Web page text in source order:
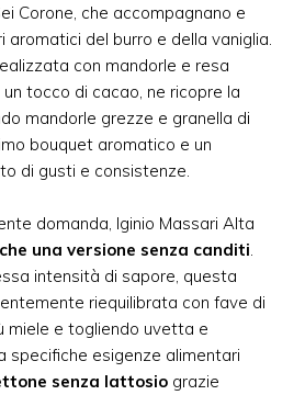
Corone, che accompagnano e
aromatici del burro e della vaniglia.
con mandorle e resa
tocco di cacao, ne ricopre la
mandorle grezze e granella di
bouquet aromatico e un
di gusti e consistenze.
domanda, Iginio Massari Alta
una versione senza canditi
intensità di sapore, questa
riequilibrata con fave di
miele e togliendo uvetta e
specifiche esigenze alimentari
senza lattosio grazie